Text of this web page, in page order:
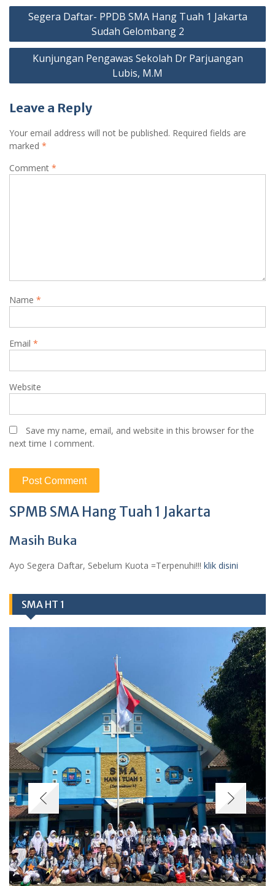
Post
navigation
Segera Daftar- PPDB SMA Hang Tuah 1 Jakarta
Sudah Gelombang 2
Kunjungan Pengawas Sekolah Dr Parjuangan
Lubis, M.M
Leave a Reply
Your email address will not be published. Required fields are
marked *
Comment *
Name *
Email *
Website
Save my name, email, and website in this browser for the
next time I comment.
SPMB SMA Hang Tuah 1 Jakarta
Masih Buka
Ayo Segera Daftar, Sebelum Kuota =Terpenuhi!!! klik disini
SMA HT 1